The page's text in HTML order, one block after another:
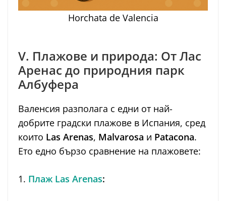
Horchata de Valencia
V. Плажове и природа: От Лас
Аренас до природния парк
Албуфера
Валенсия разполага с едни от най-
добрите градски плажове в Испания, сред
които Las Arenas, Malvarosa и Patacona.
Ето едно бързо сравнение на плажовете:
1. Плаж Las Arenas: